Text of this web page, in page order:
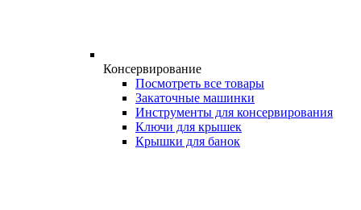
Консервирование
Посмотреть все товары
Закаточные машинки
Инструменты для консервирования
Ключи для крышек
Крышки для банок